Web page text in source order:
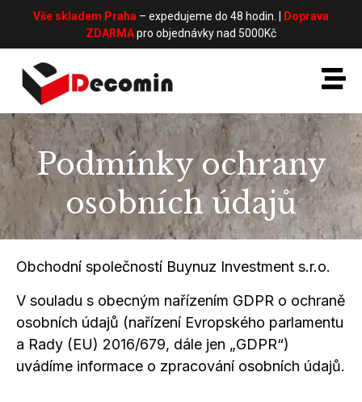
Vše skladem Praha – expedujeme do 48 hodin. |
Doprava
ZDARMApro objednávky nad 5000Kč
Podmínky ochrany
osobních údajů
Obchodní společností Buynuz Investment s.r.o.
V souladu s obecným nařízením GDPR o ochraně
osobních údajů (nařízení Evropského parlamentu
a Rady (EU) 2016/679, dále jen „GDPR“)
uvádíme informace o zpracování osobních údajů.